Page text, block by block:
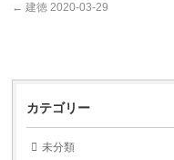
← 建徳 2020-03-29
カテゴリー
未分類